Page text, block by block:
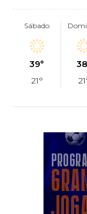
Sábado
39°
21°